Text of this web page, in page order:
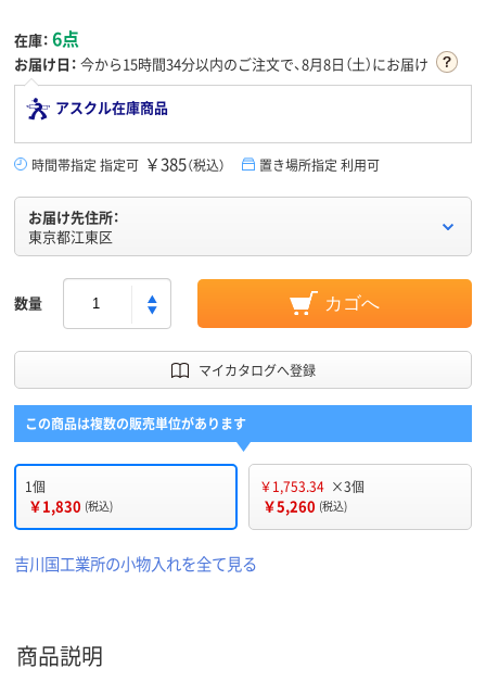
在庫： 6点
お届け日： 今から15時間34分以内のご注文で、8月8日（土）にお届け
アスクル在庫商品
時間帯指定 指定可 ￥385（税込） 置き場所指定 利用可
お届け先住所：
東京都江東区
数量 カゴへ
マイカタログへ登録
この商品は複数の販売単位があります
1個
￥1,830 (税込)
￥1,753.34 ×3個
￥5,260 (税込)
吉川国工業所の小物入れを全て見る
商品説明